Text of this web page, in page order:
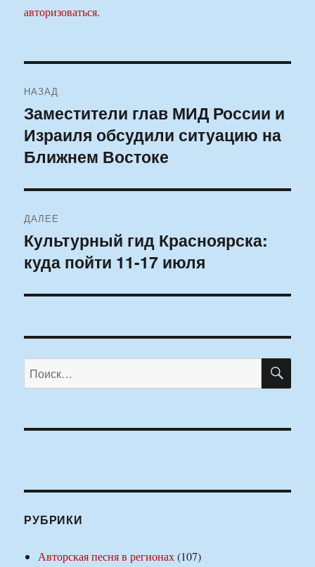
авторизоваться.
по
записям
НАЗАД
Предыдущая
запись:
Заместители глав МИД России и
Израиля обсудили ситуацию на
Ближнем Востоке
ДАЛЕЕ
Следующая
запись:
Культурный гид Красноярска:
куда пойти 11-17 июля
Искать:
РУБРИКИ
Авторская песня в регионах(107)